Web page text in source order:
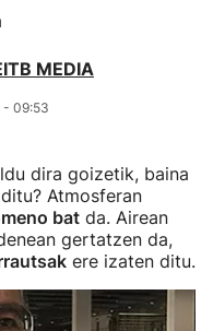
MEDIA
- 09:53
dira goizetik, baina
Atmosferan
bat da. Airean
gertatzen da,
ere izaten ditu.